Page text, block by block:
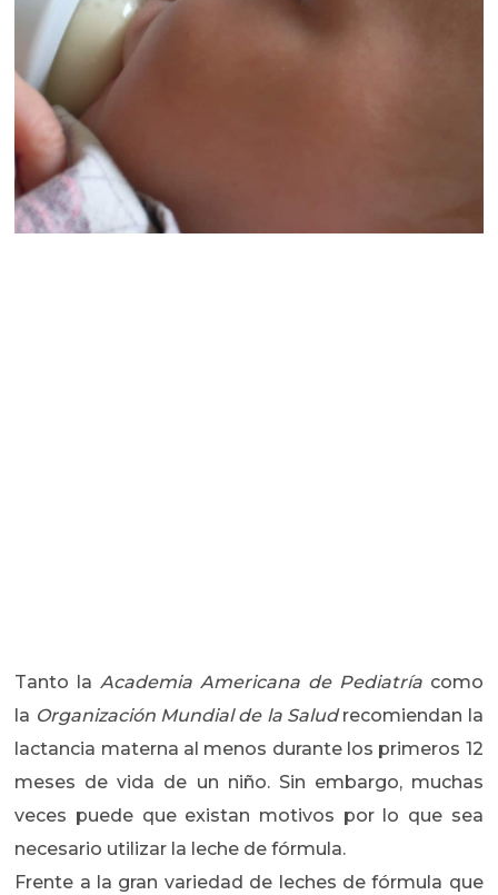
Tanto laAcademia Americana de Pediatríacomo
la Organización Mundial de la Saludrecomiendan la
lactancia materna al menos durante los primeros 12
meses de vida de un niño. Sin embargo, muchas
veces puede que existan motivos por lo que sea
necesario utilizar la leche de fórmula.
Frente a la gran variedad de leches de fórmula que